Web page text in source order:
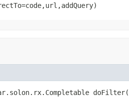
doFilter(